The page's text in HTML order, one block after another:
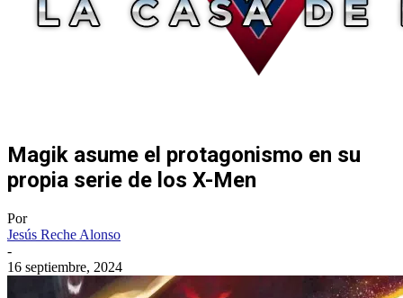
Magik asume el protagonismo en su
propia serie de los X-Men
Por
Jesús Reche Alonso
-
16 septiembre, 2024